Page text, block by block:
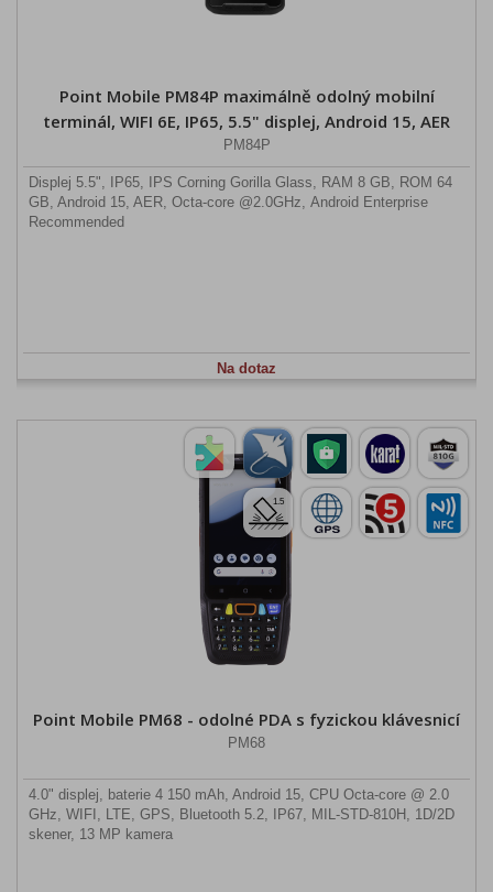
Point Mobile PM84P maximálně odolný mobilní
terminál, WIFI 6E, IP65, 5.5" displej, Android 15, AER
PM84P
Displej 5.5", IP65, IPS Corning Gorilla Glass, RAM 8 GB, ROM 64
GB, Android 15, AER, Octa-core @2.0GHz, Android Enterprise
Recommended
Na dotaz
Point Mobile PM68 - odolné PDA s fyzickou klávesnicí
PM68
4.0" displej, baterie 4 150 mAh, Android 15, CPU Octa-core @ 2.0
GHz, WIFI, LTE, GPS, Bluetooth 5.2, IP67, MIL-STD-810H, 1D/2D
skener, 13 MP kamera